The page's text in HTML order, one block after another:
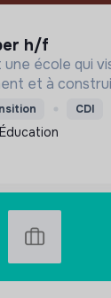
h/f
école qui
et à
recrute ses
et non de
CDI
Éducation